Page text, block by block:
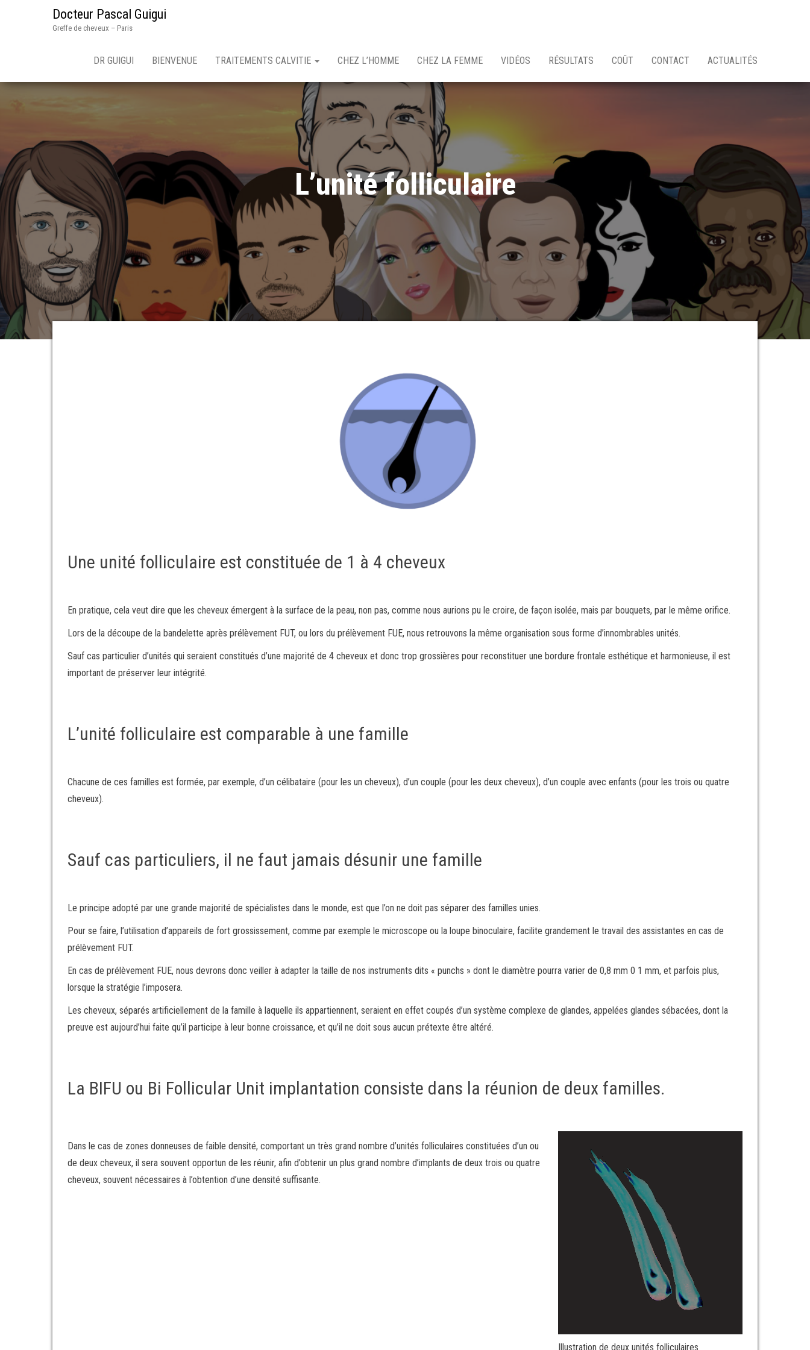
Docteur Pascal Guigui
Greffe de cheveux – Paris
DR GUIGUI BIENVENUE TRAITEMENTS CALVITIE CHEZ L’HOMME CHEZ LA FEMME VIDÉOS RÉSULTATS COÛT CONTACT ACTUALITÉS
L’unité folliculaire
Une unité folliculaire est constituée de 1 à 4 cheveux
En pratique, cela veut dire que les cheveux émergent à la surface de la peau, non pas, comme nous aurions pu le croire, de façon isolée, mais par bouquets, par le même orifice.
Lors de la découpe de la bandelette après prélèvement FUT, ou lors du prélèvement FUE, nous retrouvons la même organisation sous forme d’innombrables unités.
Sauf cas particulier d’unités qui seraient constitués d’une majorité de 4 cheveux et donc trop grossières pour reconstituer une bordure frontale esthétique et harmonieuse, il est
important de préserver leur intégrité.
L’unité folliculaire est comparable à une famille
Chacune de ces familles est formée, par exemple, d’un célibataire (pour les un cheveux), d’un couple (pour les deux cheveux), d’un couple avec enfants (pour les trois ou quatre
cheveux).
Sauf cas particuliers, il ne faut jamais désunir une famille
Le principe adopté par une grande majorité de spécialistes dans le monde, est que l’on ne doit pas séparer des familles unies.
Pour se faire, l’utilisation d’appareils de fort grossissement, comme par exemple le microscope ou la loupe binoculaire, facilite grandement le travail des assistantes en cas de
prélèvement FUT.
En cas de prélèvement FUE, nous devrons donc veiller à adapter la taille de nos instruments dits « punchs » dont le diamètre pourra varier de 0,8 mm 0 1 mm, et parfois plus,
lorsque la stratégie l’imposera.
Les cheveux, séparés artificiellement de la famille à laquelle ils appartiennent, seraient en effet coupés d’un système complexe de glandes, appelées glandes sébacées, dont la
preuve est aujourd’hui faite qu’il participe à leur bonne croissance, et qu’il ne doit sous aucun prétexte être altéré.
La BIFU ou Bi Follicular Unit implantation consiste dans la réunion de deux familles.
Illustration de deux unités folliculaires
Dans le cas de zones donneuses de faible densité, comportant un très grand nombre d’unités folliculaires constituées d’un ou
de deux cheveux, il sera souvent opportun de les réunir, afin d’obtenir un plus grand nombre d’implants de deux trois ou quatre
cheveux, souvent nécessaires à l’obtention d’une densité suffisante.